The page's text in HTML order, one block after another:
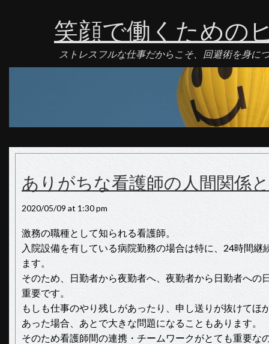
笑顔で働くための
ストレスフルな仕事だからこそ、回避術を身に
ありがちな看護師の人間関係
2020/05/09 at 1:30 pm
激務の職種として知られる看護師。
入院設備を有している病院勤務の場合は特に、24時間継
ます。
そのため、日勤者から夜勤者へ、夜勤者から日勤者への
重要です。
もしも仕事のやり残しがあったり、申し送りが抜けてほ
あった場合、あとで大きな問題になることもあります。
そのため看護師間の連携・チームワークがとても重要な